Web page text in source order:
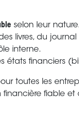
selon leur nature.
livres, du journal
interne.
états financiers
toutes les
financière fiable et